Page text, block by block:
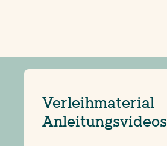
Verleihmaterial
Anleitungsvideos